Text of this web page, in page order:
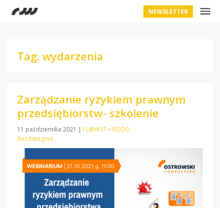
NEWSLETTER
Tag: wydarzenia
Zarządzanie ryzykiem prawnym
przedsiębiorstw- szkolenie
11 października 2021 | I L@W IT + RODO
Bez kategorii